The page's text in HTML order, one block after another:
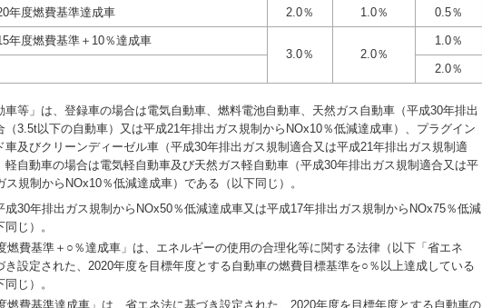
年度燃費基準達成車 2.0％ 1.0％ 0.5％
年度燃費基準＋10％達成車
3.0％
2.0％
1.0％
2.0％
等」は、登録車の場合は電気自動車、燃料電池自動車、天然ガス自動車（平成30年排出
（3.5t以下の自動車）又は平成21年排出ガス規制からNOx10％低減達成車）、プラグイン
車及びクリーンディーゼル車（平成30年排出ガス規制適合又は平成21年排出ガス規制適
軽自動車の場合は電気軽自動車及び天然ガス軽自動車（平成30年排出ガス規制適合又は平
ス規制からNOx10％低減達成車）である（以下同じ）。
成30年排出ガス規制からNOx50％低減達成車又は平成17年排出ガス規制からNOx75％低減
じ）。
費基準＋○％達成車」は、エネルギーの使用の合理化等に関する法律（以下「省エネ
き設定された、2020年度を目標年度とする自動車の燃費目標基準を○％以上達成している
じ）。
費基準達成車」は、省エネ法に基づき設定された、2020年度を目標年度とする自動車の